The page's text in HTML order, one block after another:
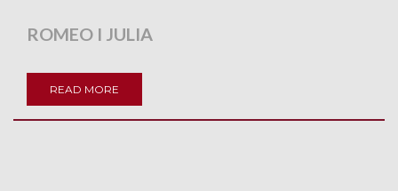
ROMEO I JULIA
READ MORE